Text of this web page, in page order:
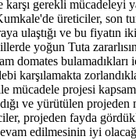
gerekli mücadeleyi
üreticiler, son
ulaştığı ve bu fiyatın
yoğun Tuta
domates
karşılamakta
mücadele projesi
ve yürütülen projeden
projeden fayda
edilmesinin iyi